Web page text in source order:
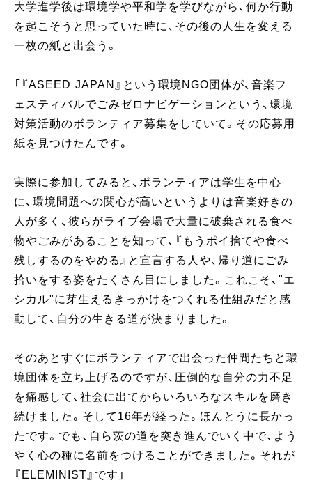
大学進学後は環境学や平和学を学びながら、何か行動
を起こそうと思っていた時に、その後の人生を変える
一枚の紙と出会う。
「『ASEED JAPAN』という環境NGO団体が、音楽フ
ェスティバルでごみゼロナビゲーションという、環境
対策活動のボランティア募集をしていて。その応募用
紙を見つけたんです。
実際に参加してみると、ボランティアは学生を中心
に、環境問題への関心が高いというよりは音楽好きの
人が多く、彼らがライブ会場で大量に破棄される食べ
物やごみがあることを知って、『もうポイ捨てや食べ
残しするのをやめる』と宣言する人や、帰り道にごみ
拾いをする姿をたくさん目にしました。これこそ、"エ
シカル"に芽生えるきっかけをつくれる仕組みだと感
動して、自分の生きる道が決まりました。
そのあとすぐにボランティアで出会った仲間たちと環
境団体を立ち上げるのですが、圧倒的な自分の力不足
を痛感して、社会に出てからいろいろなスキルを磨き
続けました。そして16年が経った。ほんとうに長かっ
たです。でも、自ら茨の道を突き進んでいく中で、よう
やく心の種に名前をつけることができました。それが
『ELEMINIST』です」